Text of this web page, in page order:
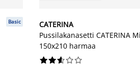
Basic
CATERINA
Pussilakanasetti CATERINA
150x210 harmaa





